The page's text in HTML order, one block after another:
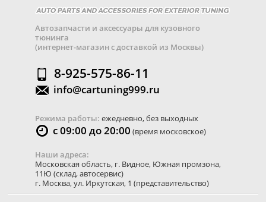
Автозапчасти и аксессуары для кузовного
тюнинга
(интернет-магазин с доставкой из Москвы)
8-925-575-86-11
info@cartuning999.ru
Режима работы: ежедневно, без выходных
с 09:00 до 20:00 (время московское)
Наши адреса:
Московская область, г. Видное, Южная промзона,
11Ю (склад, автосервис)
г. Москва,ул. Иркутская, 1 (представительство)